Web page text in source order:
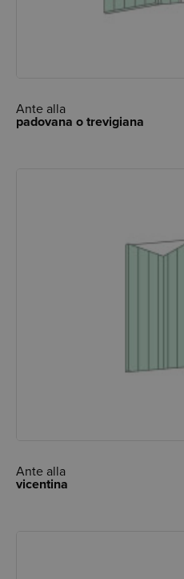
Ante alla
padovana o trevigiana
Ante alla
vicentina